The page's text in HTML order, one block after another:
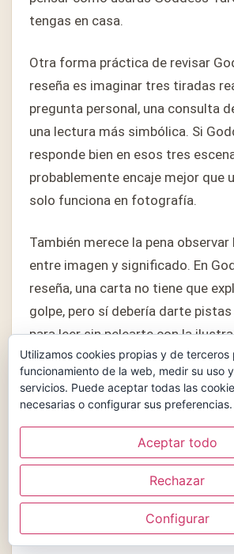
tengas en casa.
Otra forma práctica de revisar
reseña es imaginar tres tiradas
pregunta personal, una consulta
una lectura más simbólica. Si
responde bien en esos tres
probablemente encaje mejor que
solo funciona en fotografía.
También merece la pena observar
entre imagen y significado. En
reseña, una carta no tiene que
golpe, pero sí debería darte
para leer sin pelearte con la
equilibrio es parte de lo que hace
Tarot.
en reseña puede atraer por
compra tiene más sentido
estado, el idioma y la
Si alguno de esos puntos falla,
o comparar Goddess Tarot con
Utilizamos cookies propias y de
funcionamiento de la web, medir su uso
servicios. Puede aceptar todas las
necesarias o configurar sus preferencias.
Aceptar todo
Rechazar
Configurar